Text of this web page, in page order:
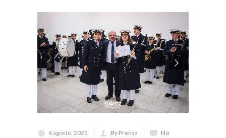
6 agosto, 2023 By Prensa
No